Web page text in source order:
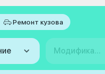
Ремонт кузова
Модификация